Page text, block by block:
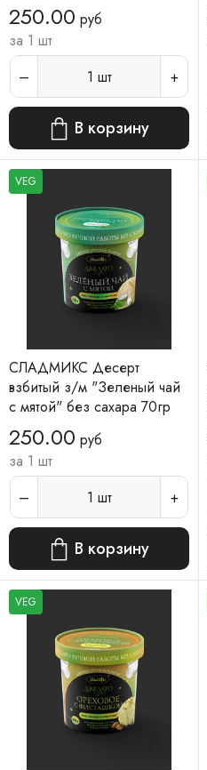
250.00 руб
за 1 шт
1 шт
В корзину
VEG
СЛАДМИКС Десерт
взбитый з/м "Зеленый чай
с мятой" без сахара 70гр
250.00 руб
за 1 шт
1 шт
В корзину
VEG